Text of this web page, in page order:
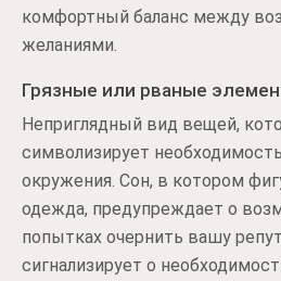
комфортный баланс между
желаниями.
Грязные или рваные
Неприглядный вид вещей,
символизирует
окружения. Сон, в котором
одежда, предупреждает о
попытках очернить вашу
сигнализирует о